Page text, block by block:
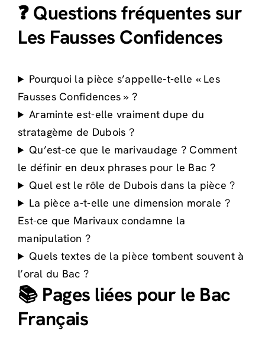
❓ Questions fréquentes sur
Les Fausses Confidences
Pourquoi la pièce s’appelle-t-elle « Les
Fausses Confidences » ?
Araminte est-elle vraiment dupe du
stratagème de Dubois ?
Qu’est-ce que le marivaudage ? Comment
le définir en deux phrases pour le Bac ?
Quel est le rôle de Dubois dans la pièce ?
La pièce a-t-elle une dimension morale ?
Est-ce que Marivaux condamne la
manipulation ?
Quels textes de la pièce tombent souvent à
l’oral du Bac ?
📚 Pages liées pour le Bac
Français